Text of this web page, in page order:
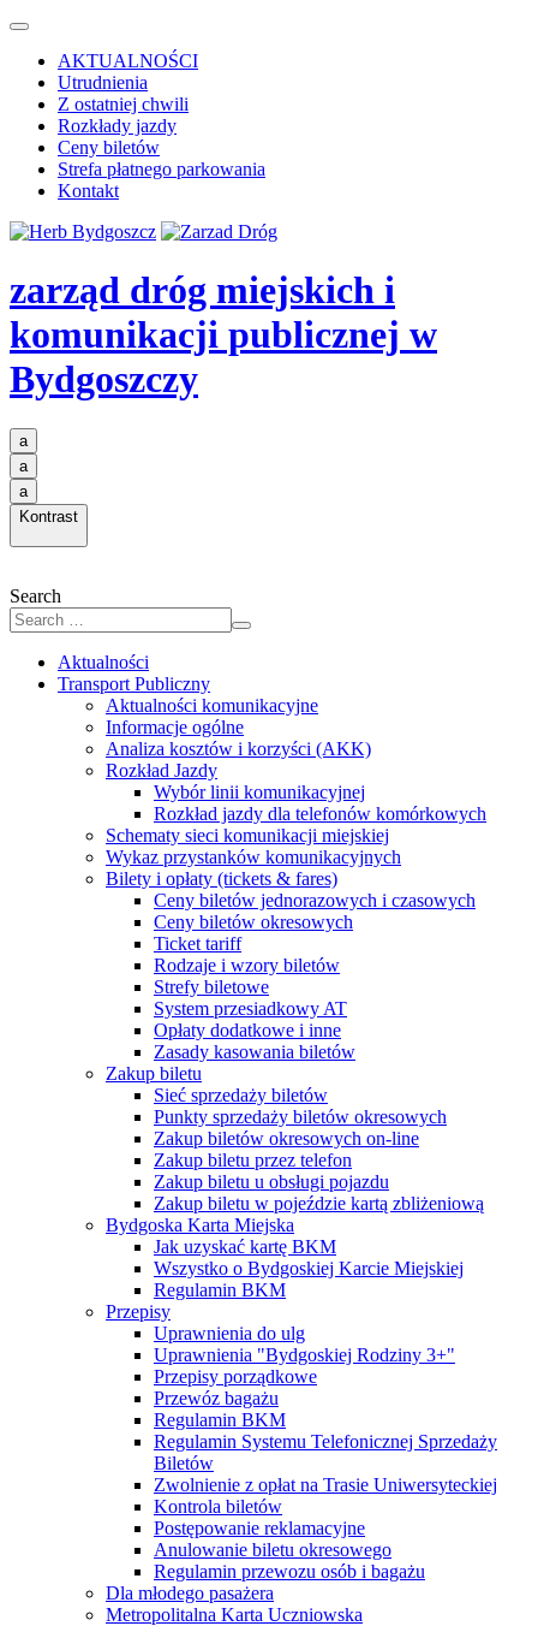
AKTUALNOŚCI
Utrudnienia
Z ostatniej chwili
Rozkłady jazdy
Ceny biletów
Strefa płatnego parkowania
Kontakt
zarząd dróg miejskich i
komunikacji publicznej w
Bydgoszczy
a
a
a
Kontrast
Search
Aktualności
Transport Publiczny
Aktualności komunikacyjne
Informacje ogólne
Analiza kosztów i korzyści (AKK)
Rozkład Jazdy
Wybór linii komunikacyjnej
Rozkład jazdy dla telefonów komórkowych
Schematy sieci komunikacji miejskiej
Wykaz przystanków komunikacyjnych
Bilety i opłaty (tickets & fares)
Ceny biletów jednorazowych i czasowych
Ceny biletów okresowych
Ticket tariff
Rodzaje i wzory biletów
Strefy biletowe
System przesiadkowy AT
Opłaty dodatkowe i inne
Zasady kasowania biletów
Zakup biletu
Sieć sprzedaży biletów
Punkty sprzedaży biletów okresowych
Zakup biletów okresowych on-line
Zakup biletu przez telefon
Zakup biletu u obsługi pojazdu
Zakup biletu w pojeździe kartą zbliżeniową
Bydgoska Karta Miejska
Jak uzyskać kartę BKM
Wszystko o Bydgoskiej Karcie Miejskiej
Regulamin BKM
Przepisy
Uprawnienia do ulg
Uprawnienia "Bydgoskiej Rodziny 3+"
Przepisy porządkowe
Przewóz bagażu
Regulamin BKM
Regulamin Systemu Telefonicznej Sprzedaży
Biletów
Zwolnienie z opłat na Trasie Uniwersyteckiej
Kontrola biletów
Postępowanie reklamacyjne
Anulowanie biletu okresowego
Regulamin przewozu osób i bagażu
Dla młodego pasażera
Metropolitalna Karta Uczniowska